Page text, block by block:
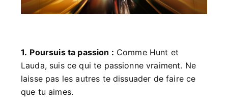
1. Poursuis ta passion : Comme Hunt et
Lauda, suis ce qui te passionne vraiment. Ne
laisse pas les autres te dissuader de faire ce
que tu aimes.